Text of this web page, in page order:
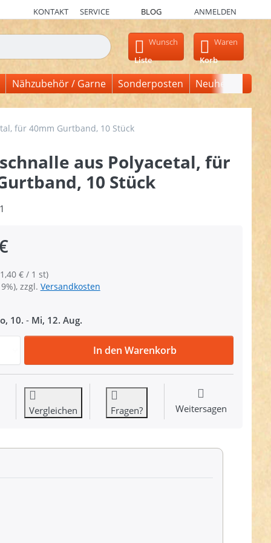
KONTAKT SERVICE BLOG ANMELDEN
erscheinen automatisch erste Ergebnisse. Drücken Sie die
Wunsch
Liste
Waren
Korb
Nähzubehör / Garne Sonderposten Neuheiten
für 40mm Gurtband, 10 Stück
aus Polyacetal, für
10 Stück
€ / 1 st)
zzgl. Versandkosten
10. - Mi, 12. Aug.
Klemmschnalle aus Polyacetal, für 40mm Gurtband, 10
In den Warenkorb
Vergleichen Fragen? Weitersagen